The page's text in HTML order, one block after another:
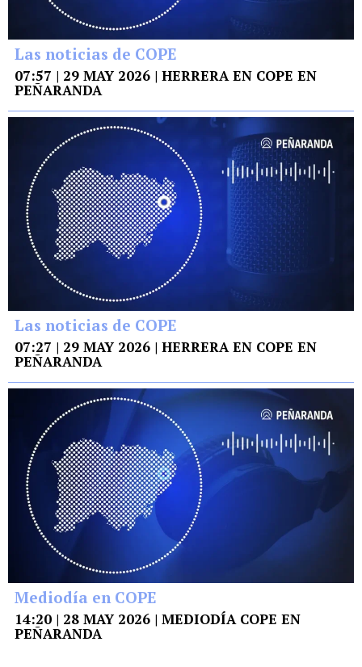
Las noticias de COPE
07:57 | 29 MAY 2026 | HERRERA EN COPE EN
PEÑARANDA
Las noticias de COPE
07:27 | 29 MAY 2026 | HERRERA EN COPE EN
PEÑARANDA
Mediodía en COPE
14:20 | 28 MAY 2026 | MEDIODÍA COPE EN
PEÑARANDA